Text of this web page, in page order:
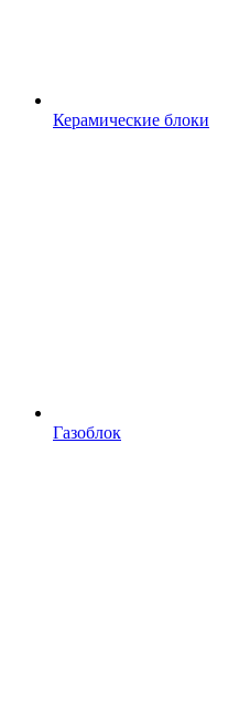
Керамические блоки
Газоблок